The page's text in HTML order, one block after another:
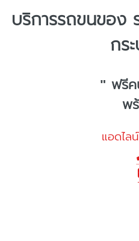
บริการรถขนของ
กร
" ฟรี
พ
แอดไล